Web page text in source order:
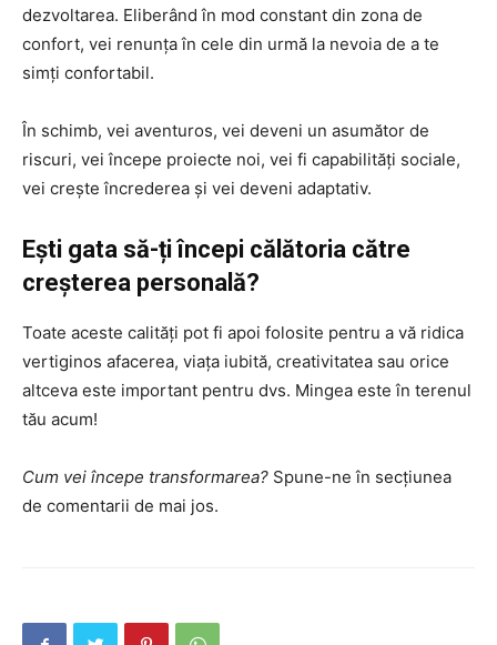
dezvoltarea. Eliberând în mod constant din zona de
confort, vei renunța în cele din urmă la nevoia de a te
simți confortabil.
În schimb, vei aventuros, vei deveni un asumător de
riscuri, vei începe proiecte noi, vei fi capabilități sociale,
vei crește încrederea și vei deveni adaptativ.
Ești gata să-ți începi călătoria către
creșterea personală?
Toate aceste calități pot fi apoi folosite pentru a vă ridica
vertiginos afacerea, viața iubită, creativitatea sau orice
altceva este important pentru dvs. Mingea este în terenul
tău acum!
Cum vei începe transformarea? Spune-ne în secțiunea
de comentarii de mai jos.